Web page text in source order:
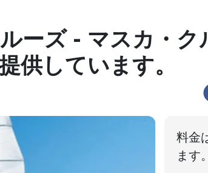
ーズ - マスカ・ク
供しています。
料金
ます。